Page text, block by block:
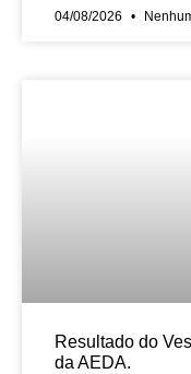
04/08/2026
Resultado do
da AEDA.